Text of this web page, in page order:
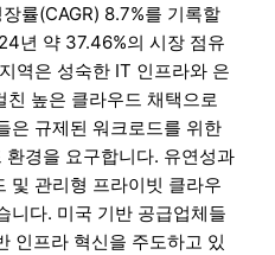
률(CAGR) 8.7%를 기록할
년 약 37.46%의 시장 점유
역은 성숙한 IT 인프라와 은
친 높은 클라우드 채택으로
은 규제된 워크로드를 위한
경을 요구합니다. 유연성과
및 관리형 프라이빗 클라우
니다. 미국 기반 공급업체들
인프라 혁신을 주도하고 있